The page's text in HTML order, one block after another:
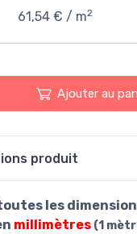
61,54 € / m2
Ajouter au
produit
les
millimètres (1